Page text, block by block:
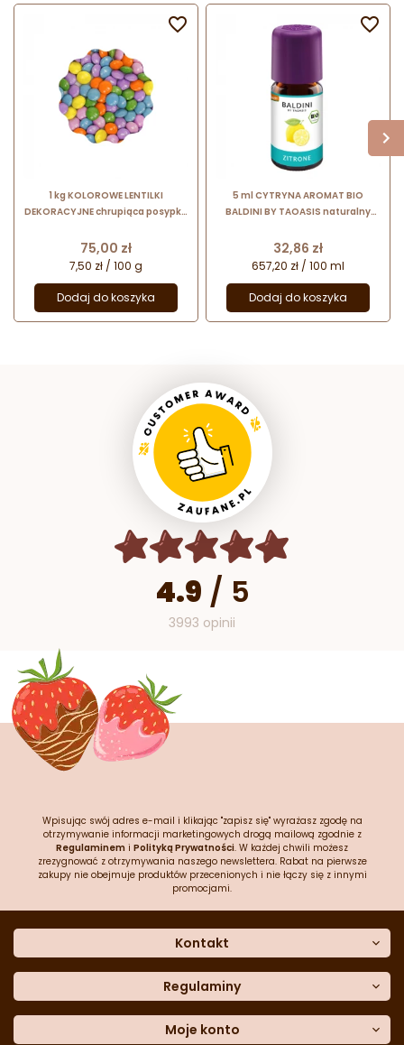
1 kg KOLOROWE LENTILKI
DEKORACYJNE chrupiąca posypka
Cena
75,00 zł
7,50 zł / 100 g
Dodaj do koszyka

5 ml CYTRYNA AROMAT BIO
BALDINI BY TAOASIS naturalny
eterycznego
Cena
32,86 zł
657,20 zł / 100 ml
Dodaj do koszyka

4.9 / 5
3993 opinii
Wpisując swój adres e-mail i klikając "zapisz się" wyrażasz zgodę na
otrzymywanie informacji marketingowych drogą mailową zgodnie z
Regulaminem i Polityką Prywatności. W każdej chwili możesz
zrezygnować z otrzymywania naszego newslettera. Rabat na pierwsze
zakupy nie obejmuje produktów przecenionych i nie łączy się z innymi
promocjami.
Kontakt
Dane kontaktowe
Często zadawane pytania
Sklep stacjonarny
Regulaminy
Polityka prywatności
Moje konto